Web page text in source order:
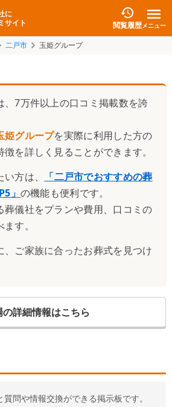
に
サイト
閲覧履歴メニュー
二戸市 玉姫グループ
、7万件以上の口コミ掲載数を誇
姫グループを実際に利用した方の
を詳しく見ることができます。
方は、
「二戸市でおすすめの葬
」 の機能も便利です。
葬儀社をプランや費用、口コミの
す。
、ご家族に合ったお葬式を見つけ
の詳細情報はこちら
問や情報交換ができる掲示板です。